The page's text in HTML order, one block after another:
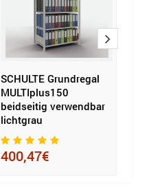
SCHULTE Grundregal
MULTIplus150
beidseitig verwendbar
lichtgrau
400,47€